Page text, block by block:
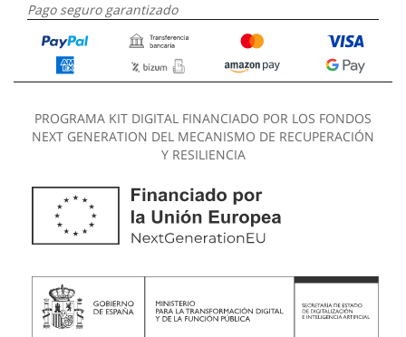
Pago seguro garantizado
PROGRAMA KIT DIGITAL FINANCIADO POR LOS FONDOS
NEXT GENERATION DEL MECANISMO DE RECUPERACIÓN
Y RESILIENCIA